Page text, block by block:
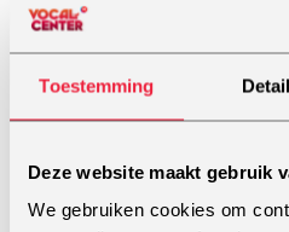
Toestemming
Deze website maakt gebruik
We gebruiken cookies om
begonnen met een
een musical vooropleiding
dacht dat haar zangstem
professioneel mee aan de
Daarnaast is ze wel altijd
ook veel zanglessen